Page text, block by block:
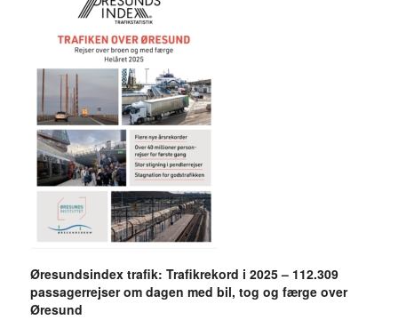
Øresundsindex trafik: Trafikrekord i 2025 – 112.309
passagerrejser om dagen med bil, tog og færge over
Øresund